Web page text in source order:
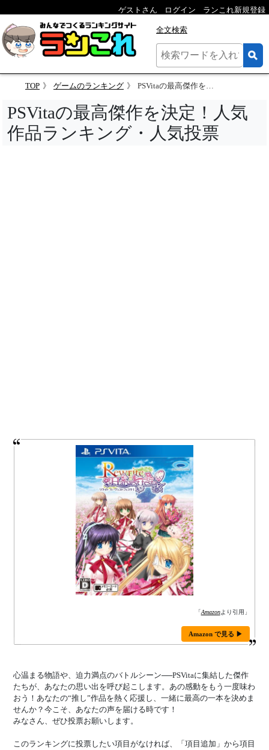
ゲストさん ログイン ランこれ新規登録
全文検索
TOP ゲームのランキング PSVitaの最高傑作を決定！人気作品ランキング・人気投票
PSVitaの最高傑作を決定！人気
作品ランキング・人気投票
「Amazonより引用」
Amazon で見る ▶
心温まる物語や、迫力満点のバトルシーン──PSVitaに集結した傑作
たちが、あなたの思い出を呼び起こします。あの感動をもう一度味わ
おう！あなたの“推し”作品を熱く応援し、一緒に最高の一本を決めま
せんか？今こそ、あなたの声を届ける時です！
みなさん、ぜひ投票お願いします。
このランキングに投票したい項目がなければ、「項目追加」から項目